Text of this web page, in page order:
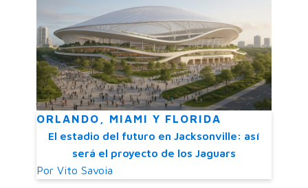
ORLANDO, MIAMI Y FLORIDA
El estadio del futuro en Jacksonville: así
será el proyecto de los Jaguars
Por Vito Savoia